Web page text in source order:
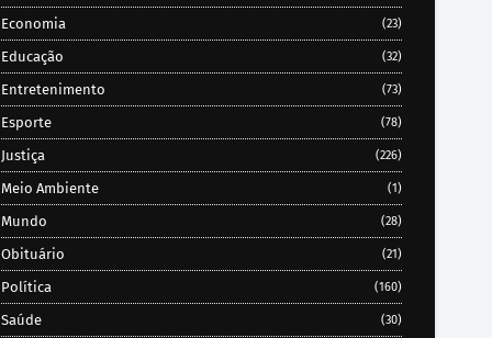
Economia (23)
Educação (32)
Entretenimento (73)
Esporte (78)
Justiça (226)
Meio Ambiente (1)
Mundo (28)
Obituário (21)
Política (160)
Saúde (30)